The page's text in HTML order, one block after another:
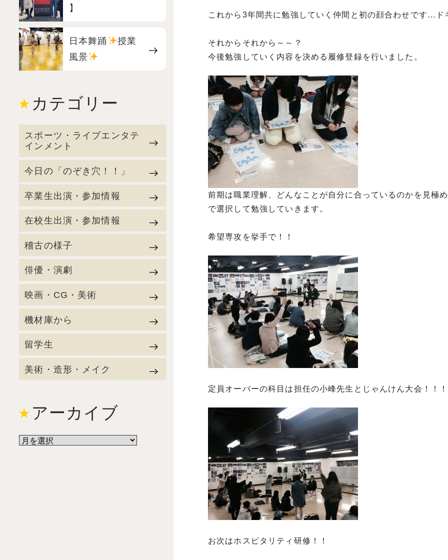
これから3年間共に勉強していく仲間と初の顔合わせです…ド
それからそれから～～？
今後勉強していく内容を決める履修登録を行いました。
前期は職業理解、どんなことが自分に合っているのかを見極
で選択して勉強していきます。
希望専攻を挙手で！！
定員オーバーの科目は担任の小峰先生とじゃんけん大会！！
お次はホスピタリティ研修！！
】
日本舞踊
授業
風景
カテゴリー
スポーツ・ライブエンタテ
インメント
今日の「のぞき穴！！」
卒業生出演・参加情報
在校生出演・参加情報
稽古の様子
俳優・演劇
映画・CG・美術
機材庫から
留学生
美術・造形・メイク
アーカイブ